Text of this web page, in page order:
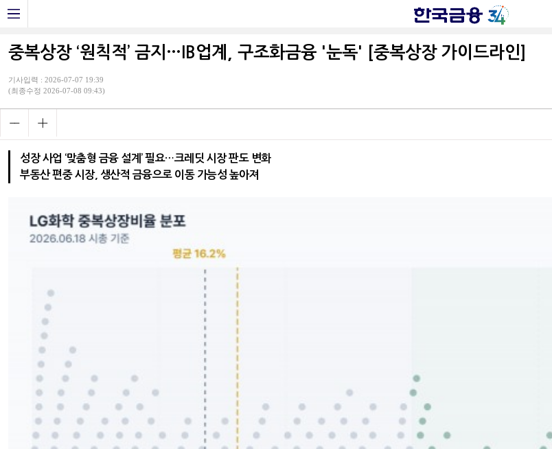
중복상장 ‘원칙적’ 금지…IB업계, 구조화금융 '눈독' [중복상장 가이드라인]
기사입력 : 2026-07-07 19:39
(최종수정 2026-07-08 09:43)
성장 사업 ‘맞춤형 금융 설계’ 필요…크레딧 시장 판도 변화
부동산 편중 시장, 생산적 금융으로 이동 가능성 높아져